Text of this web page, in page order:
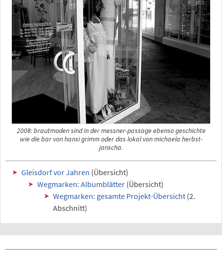
2008: brautmoden sind in der messner-passage ebenso geschichte
wie die bar von hansi grimm oder das lokal von michaela herbst-
janscha.
Gleisdorf vor Jahren (Übersicht)
Wegmarken: Albumblätter (Übersicht)
Wegmarken: gesamte Projekt-Übersicht (2.
Abschnitt)